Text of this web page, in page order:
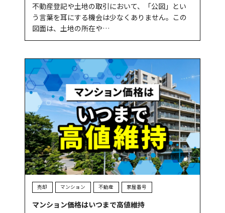
不動産登記や土地の取引において、「公図」とい
う言葉を耳にする機会は少なくありません。この
図面は、土地の所在や…
売却 マンション 不動産 家屋番号
マンション価格はいつまで高値維持